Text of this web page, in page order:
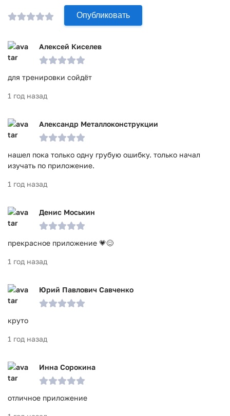
случиться в случае подготовки по конспектам и
справочной литературе.
Приложение Билеты ПДД 2025 и Экзамен ПДД прошло
проверку антивирусом VirusTotal. В результате проверки
по всем последним сигнатурам заражения файлов не
выявлено.
Опубликовать
Алексей Киселев
для тренировки сойдёт
1 год назад
Александр Металлоконструкции
нашел пока только одну грубую ошибку. только начал
изучать по приложение.
1 год назад
Денис Моськин
прекрасное приложение 💗😊
1 год назад
Юрий Павлович Савченко
круто
1 год назад
Инна Сорокина
отличное приложение